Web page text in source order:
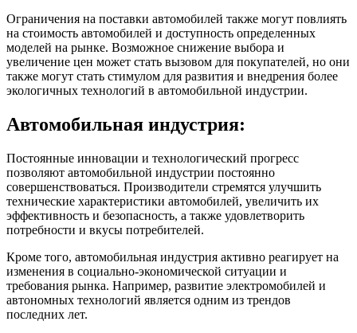
Ограничения на поставки автомобилей также могут повлиять
на стоимость автомобилей и доступность определенных
моделей на рынке. Возможное снижение выбора и
увеличение цен может стать вызовом для покупателей, но они
также могут стать стимулом для развития и внедрения более
экологичных технологий в автомобильной индустрии.
Автомобильная индустрия:
Постоянные инновации и технологический прогресс
позволяют автомобильной индустрии постоянно
совершенствоваться. Производители стремятся улучшить
технические характеристики автомобилей, увеличить их
эффективность и безопасность, а также удовлетворить
потребности и вкусы потребителей.
Кроме того, автомобильная индустрия активно реагирует на
изменения в социально-экономической ситуации и
требования рынка. Например, развитие электромобилей и
автономных технологий является одним из трендов
последних лет.